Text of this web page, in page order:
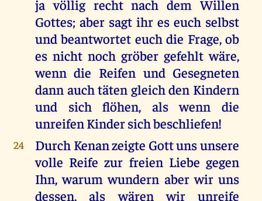
ja völlig recht nach dem Willen
Gottes; aber sagt ihr es euch selbst
und beantwortet euch die Frage, ob
es nicht noch gröber gefehlt wäre,
wenn die Reifen und Gesegneten
dann auch täten gleich den Kindern
und sich flöhen, als wenn die
unreifen Kinder sich beschliefen!
24
Durch Kenan zeigte Gott uns unsere
volle Reife zur freien Liebe gegen
Ihn, warum wundern aber wir uns
dessen, als wären wir unreife